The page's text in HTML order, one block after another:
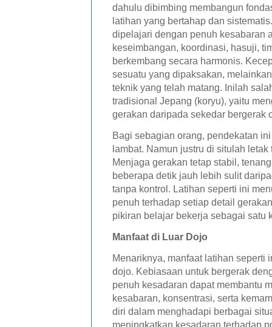
dahulu dibimbing membangun
latihan yang bertahap dan
dipelajari dengan penuh kesabaran
keseimbangan, koordinasi, hasuji,
berkembang secara harmonis.
sesuatu yang dipaksakan,
teknik yang telah matang. Inilah
tradisional Jepang (koryu), yaitu
gerakan daripada sekedar bergerak
Bagi sebagian orang, pendekatan
lambat. Namun justru di situlah letak
Menjaga gerakan tetap stabil,
beberapa detik jauh lebih sulit
tanpa kontrol. Latihan seperti ini
penuh terhadap setiap detail
pikiran belajar bekerja sebagai satu
Manfaat di Luar Dojo
Menariknya, manfaat latihan seperti
dojo. Kebiasaan untuk bergerak
penuh kesadaran dapat membantu
kesabaran, konsentrasi, serta
diri dalam menghadapi berbagai
meningkatkan kesadaran terhadap